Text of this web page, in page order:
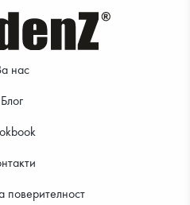
нас
Блог
поверителност